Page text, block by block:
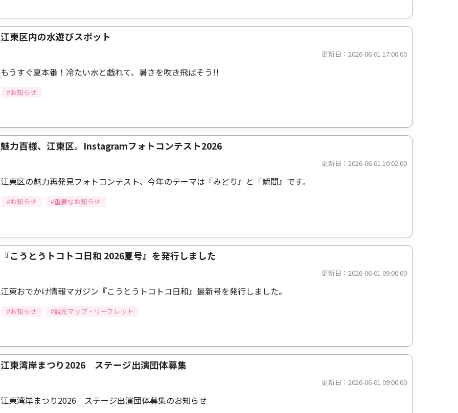
江東区内の水遊びスポット
更新日：2026-06-01 17:00:00
もうすぐ夏本番！冷たい水と戯れて、暑さを吹き飛ばそう!!
#お知らせ
魅力百様、江東区。Instagramフォトコンテスト2026
更新日：2026-06-01 10:02:00
江東区の魅力再発見フォトコンテスト、今年のテーマは『みどり』と『瞬間』です。
#お知らせ #重要なお知らせ
『こうとうトコトコ日和 2026夏号』を発行しました
更新日：2026-06-01 09:00:00
江東おでかけ情報マガジン『こうとうトコトコ日和』最新号を発行しました。
#お知らせ #観光マップ・リーフレット
江東湾岸まつり2026 ステージ出演団体募集
更新日：2026-06-01 09:00:00
江東湾岸まつり2026 ステージ出演団体募集のお知らせ